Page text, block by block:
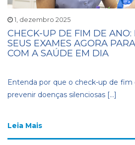
1, dezembro 2025
CHECK-UP DE FIM DE ANO:
SEUS EXAMES AGORA
COM A SAÚDE EM DIA
Entenda por que o check-up de fim
prevenir doenças silenciosas […]
Leia Mais